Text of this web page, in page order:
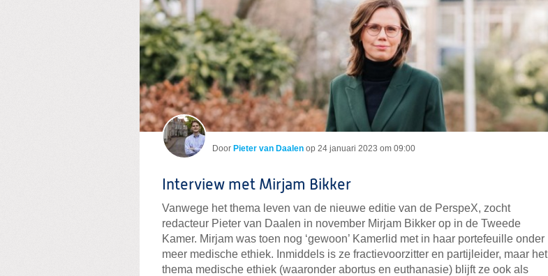
Door Pieter van Daalen op 24 januari 2023 om 09:00
Interview met Mirjam Bikker
Vanwege het thema leven van de nieuwe editie van de PerspeX, zocht
redacteur Pieter van Daalen in november Mirjam Bikker op in de Tweede
Kamer. Mirjam was toen nog ‘gewoon’ Kamerlid met in haar portefeuille onder
meer medische ethiek. Inmiddels is ze fractievoorzitter en partijleider, maar het
thema medische ethiek (waaronder abortus en euthanasie) blijft ze ook als